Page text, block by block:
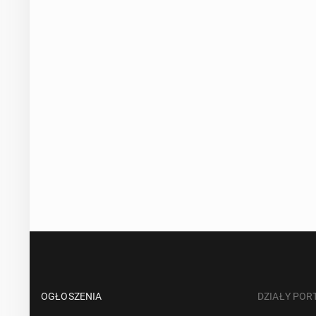
OGŁOSZENIA DZIAŁY